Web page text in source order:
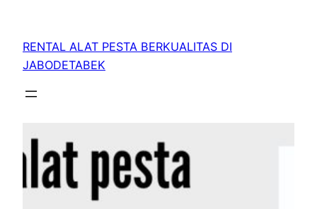
RENTAL ALAT PESTA BERKUALITAS DI
JABODETABEK